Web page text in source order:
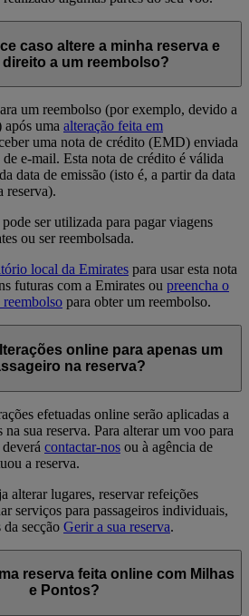
caso altere a minha reserva e
a um reembolso?
um reembolso (por exemplo, devido a
após uma alteração feita em
uma nota de crédito (EMD) enviada
de e-mail. Esta nota de crédito é válida
data de emissão (isto é, a partir da data
reserva).
ser utilizada para pagar viagens
ou ser reembolsada.
local da Emirates para usar esta nota
futuras com a Emirates ou preencha o
para obter um reembolso.
online para apenas um
na reserva?
efetuadas online serão aplicadas a
na sua reserva. Para alterar um voo para
contactar-nos ou à agência de
a reserva.
alterar lugares, reservar refeições
serviços para passageiros individuais,
secção Gerir a sua reserva.
reserva feita online com Milhas
e Pontos?